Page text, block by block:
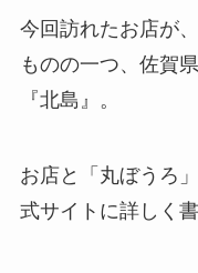
今回訪れたお店が
ものの一つ、佐賀
『北島』。
お店と「丸ぼうろ
式サイトに詳しく